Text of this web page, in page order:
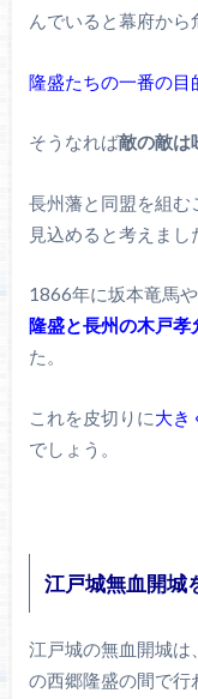
んでいると幕府から
隆盛たちの一番の目
そうなれば敵の敵は
長州藩と同盟を組む
見込めると考えまし
1866年に坂本竜馬
隆盛と長州の木戸
た。
これを皮切りに大き
でしょう。
江戸城無血開城
江戸城の無血開城は
の西郷隆盛の間で行